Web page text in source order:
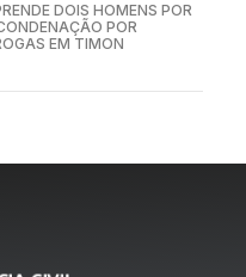
DOIS HOMENS POR
POR
EM TIMON